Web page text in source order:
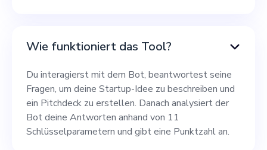
Wie funktioniert das Tool?
Du interagierst mit dem Bot, beantwortest seine
Fragen, um deine Startup-Idee zu beschreiben und
ein Pitchdeck zu erstellen. Danach analysiert der
Bot deine Antworten anhand von 11
Schlüsselparametern und gibt eine Punktzahl an.